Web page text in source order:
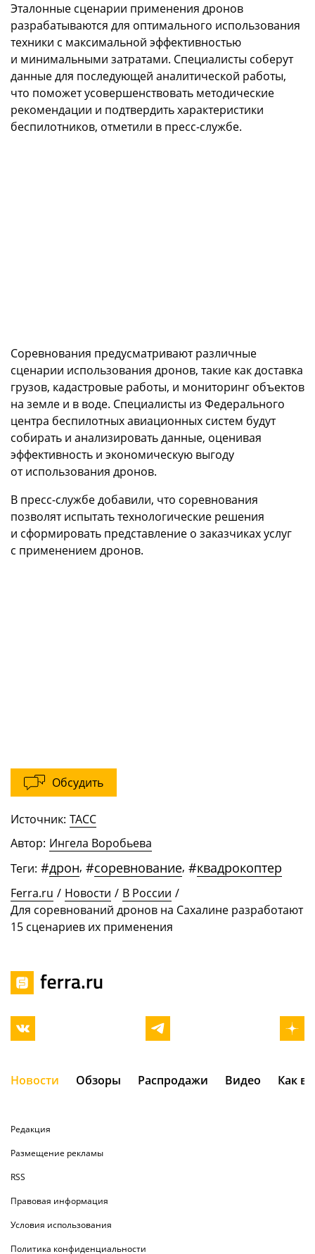
Эталонные сценарии применения дронов
разрабатываются для оптимального использования
техники с максимальной эффективностью
и минимальными затратами. Специалисты соберут
данные для последующей аналитической работы,
что поможет усовершенствовать методические
рекомендации и подтвердить характеристики
беспилотников, отметили в пресс-службе.
Соревнования предусматривают различные
сценарии использования дронов, такие как доставка
грузов, кадастровые работы, и мониторинг объектов
на земле и в воде. Специалисты из Федерального
центра беспилотных авиационных систем будут
собирать и анализировать данные, оценивая
эффективность и экономическую выгоду
от использования дронов.
В пресс-службе добавили, что соревнования
позволят испытать технологические решения
и сформировать представление о заказчиках услуг
с применением дронов.
Обсудить
Источник: ТАСС
Автор: Ингела Воробьева
Теги: #дрон, #соревнование, #квадрокоптер
Ferra.ru / Новости / В России /
Для соревнований дронов на Сахалине разработают
15 сценариев их применения
Новости Обзоры Распродажи Видео Как
Редакция
Размещение рекламы
RSS
Правовая информация
Условия использования
Политика конфиденциальности